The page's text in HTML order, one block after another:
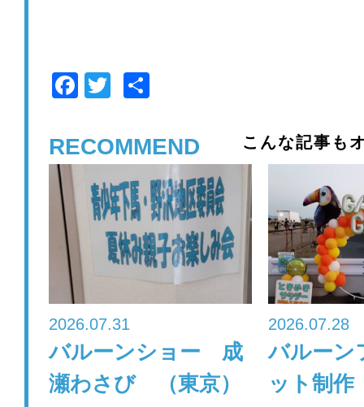
F
c
e
b
o
k
tt
er
RECOMMEND こんな記事も
2026.07.31
バルーンショー 成
瀬わさび （東京）
2026.07.28
バルーン
ット制